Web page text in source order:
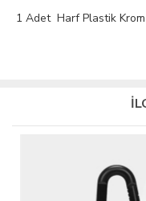
1 Adet Harf Plastik